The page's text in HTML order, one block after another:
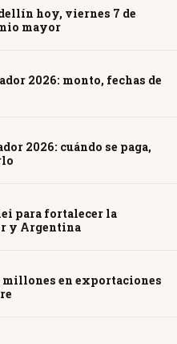
hoy, viernes 7 de
mayor
2026: monto, fechas de
2026: cuándo se paga,
para fortalecer la
y Argentina
millones en exportaciones